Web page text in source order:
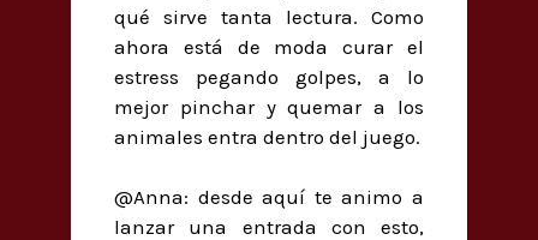
qué sirve tanta lectura. Como
ahora está de moda curar el
estress pegando golpes, a lo
mejor pinchar y quemar a los
animales entra dentro del juego.
@Anna: desde aquí te animo a
lanzar una entrada con esto,